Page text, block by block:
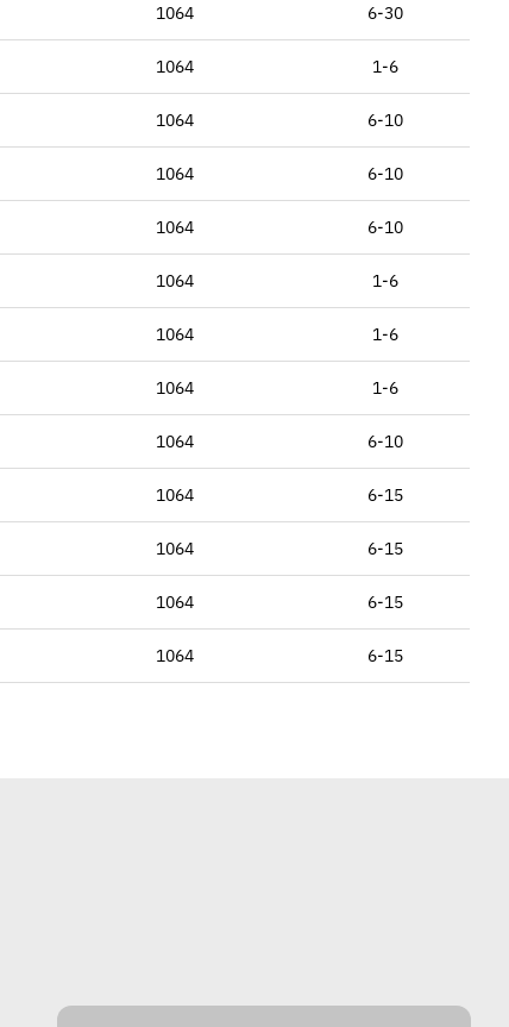
1064 6-30
1064 1-6
1064 6-10
1064 6-10
1064 6-10
1064 1-6
1064 1-6
1064 1-6
1064 6-10
1064 6-15
1064 6-15
1064 6-15
1064 6-15